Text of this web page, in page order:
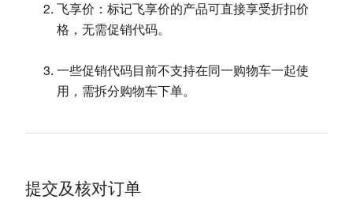
飞享价：标记飞享价的产品可直接享受折扣价
格，无需促销代码。
一些促销代码目前不支持在同一购物车一起使
用，需拆分购物车下单。
提交及核对订单